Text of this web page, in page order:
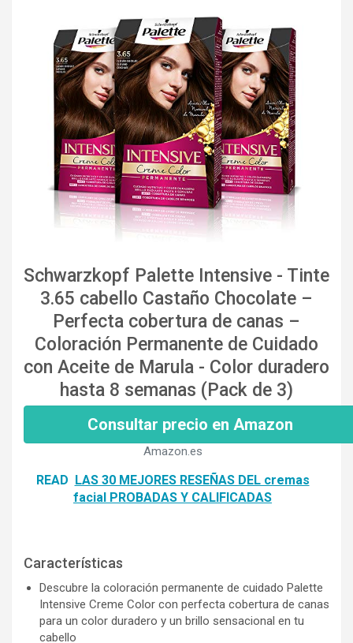
Schwarzkopf Palette Intensive - Tinte
3.65 cabello Castaño Chocolate –
Perfecta cobertura de canas –
Coloración Permanente de Cuidado
con Aceite de Marula - Color duradero
hasta 8 semanas (Pack de 3)
Consultar precio en Amazon
Amazon.es
READ LAS 30 MEJORES RESEÑAS DEL cremas
facial PROBADAS Y CALIFICADAS
Características
Descubre la coloración permanente de cuidado Palette
Intensive Creme Color con perfecta cobertura de canas
para un color duradero y un brillo sensacional en tu
cabello